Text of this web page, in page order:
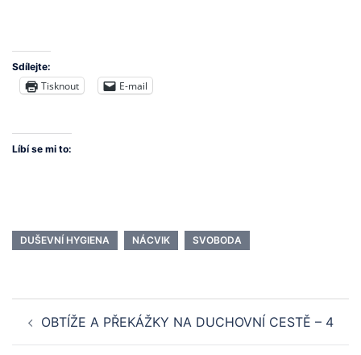
Sdílejte:
Tisknout E-mail
Líbí se mi to:
DUŠEVNÍ HYGIENA NÁCVIK SVOBODA
navigation
OBTÍŽE A PŘEKÁŽKY NA DUCHOVNÍ CESTĚ – 4